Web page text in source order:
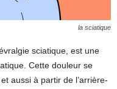
la sciatique
sciatique, est une
Cette douleur se
aussi à partir de l’arrière-